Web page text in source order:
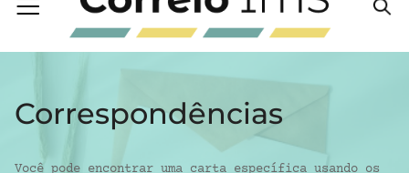
Correspondências
Você pode encontrar uma carta específica usando os